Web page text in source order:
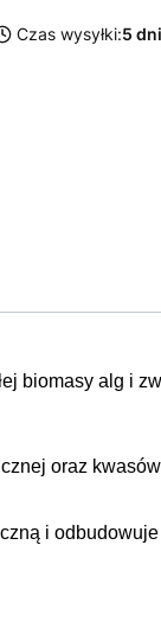
Czas wysyłki:5 dni
biomasy alg i
oraz
i